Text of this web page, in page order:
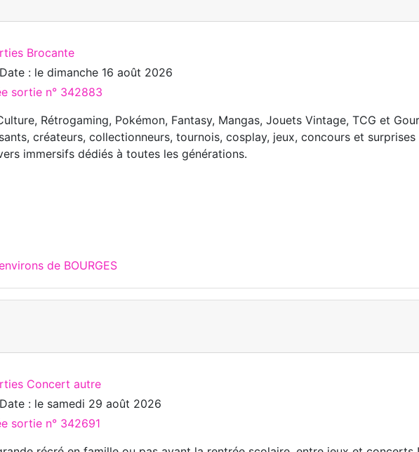
Brocante
: le dimanche 16 août 2026
sortie n° 342883
Rétrogaming, Pokémon, Fantasy, Mangas, Jouets Vintage, TCG et
créateurs, collectionneurs, tournois, cosplay, jeux, concours et
immersifs dédiés à toutes les générations.
de BOURGES
Concert autre
: le samedi 29 août 2026
sortie n° 342691